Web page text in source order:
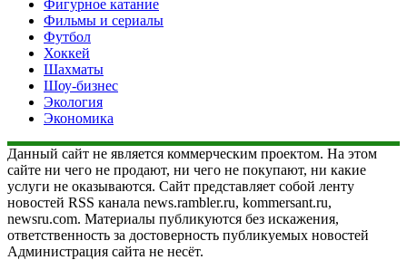
Фигурное катание
Фильмы и сериалы
Футбол
Хоккей
Шахматы
Шоу-бизнес
Экология
Экономика
Данный сайт не является коммерческим проектом. На этом
сайте ни чего не продают, ни чего не покупают, ни какие
услуги не оказываются. Сайт представляет собой ленту
новостей RSS канала news.rambler.ru, kommersant.ru,
newsru.com. Материалы публикуются без искажения,
ответственность за достоверность публикуемых новостей
Администрация сайта не несёт.